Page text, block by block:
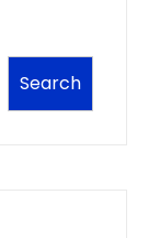
Search